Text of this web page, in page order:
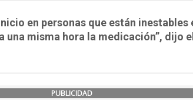
en personas que están inestables
una misma hora la medicación”, dijo
PUBLICIDAD